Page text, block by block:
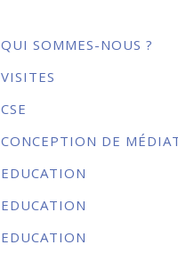
QUI SOMMES-NOUS ?
VISITES
CSE
CONCEPTION DE
EDUCATION
EDUCATION
EDUCATION